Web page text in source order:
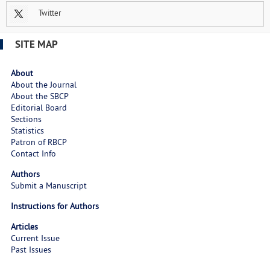
Twitter
SITE MAP
About
About the Journal
About the SBCP
Editorial Board
Sections
Statistics
Patron of RBCP
Contact Info
Authors
Submit a Manuscript
Instructions for Authors
Articles
Current Issue
Past Issues